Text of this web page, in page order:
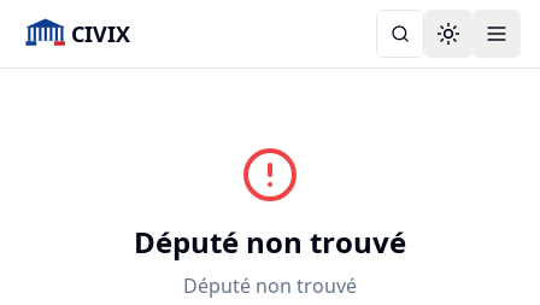
CIVIX Toggle
Député non trouvé
Député non trouvé